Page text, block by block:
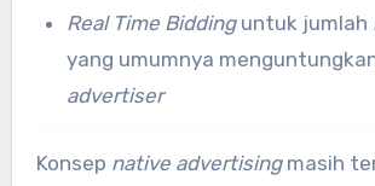
Real Time Biddinguntuk jumlah
yang umumnya
advertiser
Konsep native advertisingmasih